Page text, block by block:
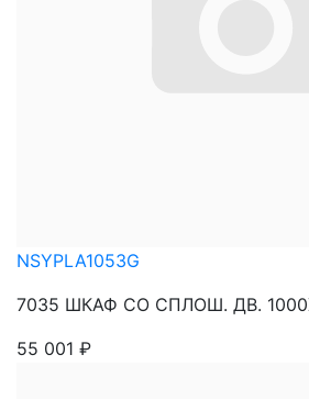
NSYPLA1053G
7035 ШКАФ СО СПЛОШ. ДВ.
55 001 ₽